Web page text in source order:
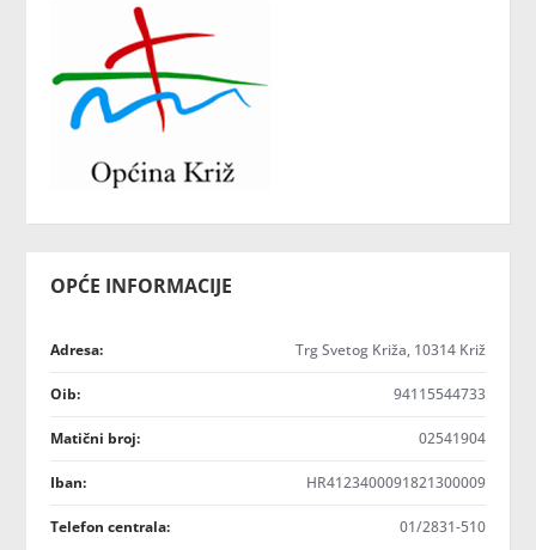
OPĆE INFORMACIJE
Adresa: Trg Svetog Križa, 10314 Križ
Oib: 94115544733
Matični broj: 02541904
Iban: HR4123400091821300009
Telefon centrala: 01/2831-510